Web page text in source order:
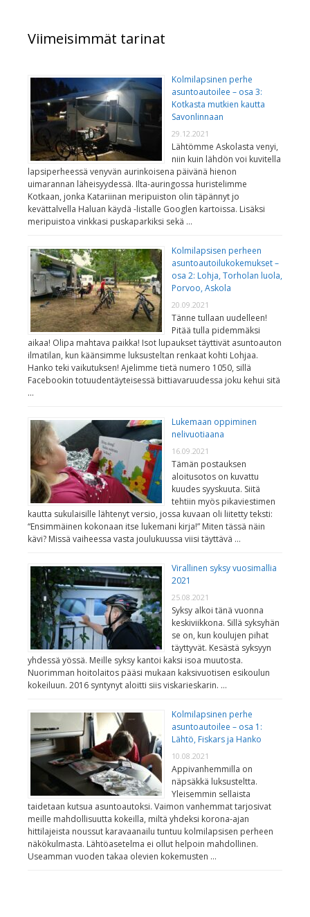
Viimeisimmät tarinat
Kolmilapsinen perhe
asuntoautoilee – osa 3:
Kotkasta mutkien kautta
Savonlinnaan
29.12.2021
Lähtömme Askolasta venyi,
niin kuin lähdön voi kuvitella
lapsiperheessä venyvän aurinkoisena päivänä hienon
uimarannan läheisyydessä. Ilta-auringossa huristelimme
Kotkaan, jonka Katariinan meripuiston olin täpännyt jo
kevättalvella Haluan käydä -listalle Googlen kartoissa. Lisäksi
meripuistoa vinkkasi puskaparkiksi sekä …
Kolmilapsisen perheen
asuntoautoilukokemukset –
osa 2: Lohja, Torholan luola,
Porvoo, Askola
20.09.2021
Tänne tullaan uudelleen!
Pitää tulla pidemmäksi
aikaa! Olipa mahtava paikka! Isot lupaukset täyttivät asuntoauton
ilmatilan, kun käänsimme luksusteltan renkaat kohti Lohjaa.
Hanko teki vaikutuksen! Ajelimme tietä numero 1050, sillä
Facebookin totuudentäyteisessä bittiavaruudessa joku kehui sitä
…
Lukemaan oppiminen
nelivuotiaana
16.09.2021
Tämän postauksen
aloitusotos on kuvattu
kuudes syyskuuta. Siitä
tehtiin myös pikaviestimen
kautta sukulaisille lähtenyt versio, jossa kuvaan oli liitetty teksti:
“Ensimmäinen kokonaan itse lukemani kirja!” Miten tässä näin
kävi? Missä vaiheessa vasta joulukuussa viisi täyttävä …
Virallinen syksy vuosimallia
2021
25.08.2021
Syksy alkoi tänä vuonna
keskiviikkona. Sillä syksyhän
se on, kun koulujen pihat
täyttyvät. Kesästä syksyyn
yhdessä yössä. Meille syksy kantoi kaksi isoa muutosta.
Nuorimman hoitolaitos pääsi mukaan kaksivuotisen esikoulun
kokeiluun. 2016 syntynyt aloitti siis viskarieskarin. …
Kolmilapsinen perhe
asuntoautoilee – osa 1:
Lähtö, Fiskars ja Hanko
10.08.2021
Appivanhemmilla on
näpsäkkä luksusteltta.
Yleisemmin sellaista
taidetaan kutsua asuntoautoksi. Vaimon vanhemmat tarjosivat
meille mahdollisuutta kokeilla, miltä yhdeksi korona-ajan
hittilajeista noussut karavaanailu tuntuu kolmilapsisen perheen
näkökulmasta. Lähtöasetelma ei ollut helpoin mahdollinen.
Useamman vuoden takaa olevien kokemusten …